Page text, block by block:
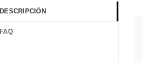
DESCRIPCIÓN
FAQ